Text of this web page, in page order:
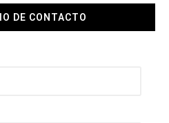
DE CONTACTO